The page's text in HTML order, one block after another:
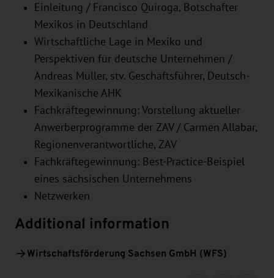
Einleitung / Francisco Quiroga, Botschafter
Mexikos in Deutschland
Wirtschaftliche Lage in Mexiko und
Perspektiven für deutsche Unternehmen /
Andreas Müller, stv. Geschäftsführer, Deutsch-
Mexikanische AHK
Fachkräftegewinnung: Vorstellung aktueller
Anwerberprogramme der ZAV / Carmen Allabar,
Regionenverantwortliche, ZAV
Fachkräftegewinnung: Best-Practice-Beispiel
eines sächsischen Unternehmens
Netzwerken
Additional information
Wirtschaftsförderung Sachsen GmbH (WFS)